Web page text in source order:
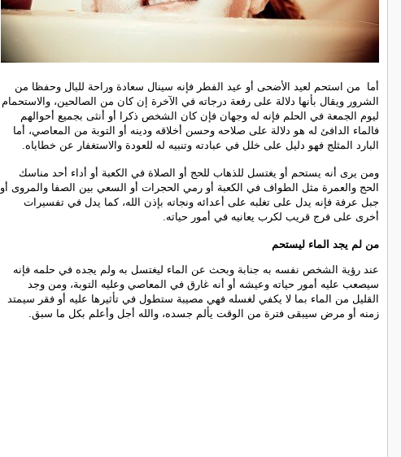
أما من استحم لعيد الأضحى أو عيد الفطر فإنه سينال سعادة وراحة للبال وحفظا من
الشرور ويقال بأنها دلالة على رفعة درجاته في الآخرة إن كان من الصالحين، والاستحمام
ليوم الجمعة في الحلم فإنه له وجهان فإن كان الشخص ذكرا أو أنثى بجميع أحوالهم
فالماء الدافئ له هو دلالة على صلاحه وحسن أخلاقه ودينه أو التوبة من المعاصي، أما
البارد المثلج فهو دليل على خلل في عبادته وتنبيه له للعودة والاستغفار عن خطاياه.
ومن يرى أنه يستحم أو يغتسل للذهاب للحج أو الصلاة في الكعبة أو أداء أحد مناسك
الحج والعمرة مثل الطواف في الكعبة أو رمي الحجرات أو السعي بين الصفا والمروى أو
جبل عرفة فإنه يدل على تغلبه على أعدائه ونجاته بإذن الله، كما يدل في تفسيرات
أخرى على فرج قريب لكرب يعانيه في أمور حياته.
من لم يجد الماء ليستحم
عند رؤية الشخص نفسه به جنابة وبحث عن الماء ليغتسل به ولم يجده في حلمه فإنه
سيصعب عليه أمور حياته وعيشه أو أنه غارق في المعاصي وعليه التوبة، ومن وجد
القليل من الماء بما لا يكفي لغسله فهي مصيبة ستطول في تأثيرها عليه أو فقر سيمتد
زمنه أو مرض سيبقى فترة من الوقت يألم جسده، والله أجل وأعلم بكل ما سبق.